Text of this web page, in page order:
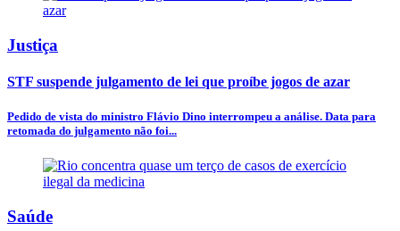
Justiça
STF suspende julgamento de lei que proíbe jogos de azar
Pedido de vista do ministro Flávio Dino interrompeu a análise. Data para
retomada do julgamento não foi...
Saúde